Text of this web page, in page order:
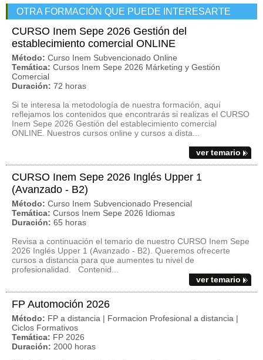
OTRA FORMACIÓN QUE PUEDE INTERESARTE
CURSO Inem Sepe 2026 Gestión del
establecimiento comercial ONLINE
Método: Curso Inem Subvencionado Online
Temática: Cursos Inem Sepe 2026 Márketing y Gestión
Comercial
Duración: 72 horas
Si te interesa la metodología de nuestra formación, aquí
reflejamos los contenidos que encontrarás si realizas el CURSO
Inem Sepe 2026 Gestión del establecimiento comercial
ONLINE. Nuestros cursos online y cursos a dista...
ver temario
CURSO Inem Sepe 2026 Inglés Upper 1
(Avanzado - B2)
Método: Curso Inem Subvencionado Presencial
Temática: Cursos Inem Sepe 2026 Idiomas
Duración: 65 horas
Revisa a continuación el temario de nuestro CURSO Inem Sepe
2026 Inglés Upper 1 (Avanzado - B2). Queremos ofrecerte
cursos a distancia para que aumentes tu nivel de
profesionalidad. Contenid...
ver temario
FP Automoción 2026
Método: FP a distancia | Formacion Profesional a distancia |
Ciclos Formativos
Temática: FP 2026
Duración: 2000 horas